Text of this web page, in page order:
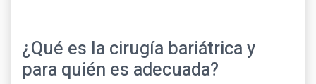
¿Qué es la cirugía bariátrica y
para quién es adecuada?